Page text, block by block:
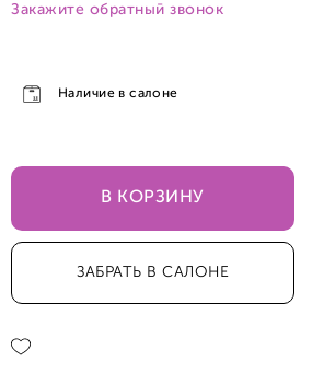
Закажите обратный звонок
Наличие в салоне
В КОРЗИНУ
ЗАБРАТЬ В САЛОНЕ